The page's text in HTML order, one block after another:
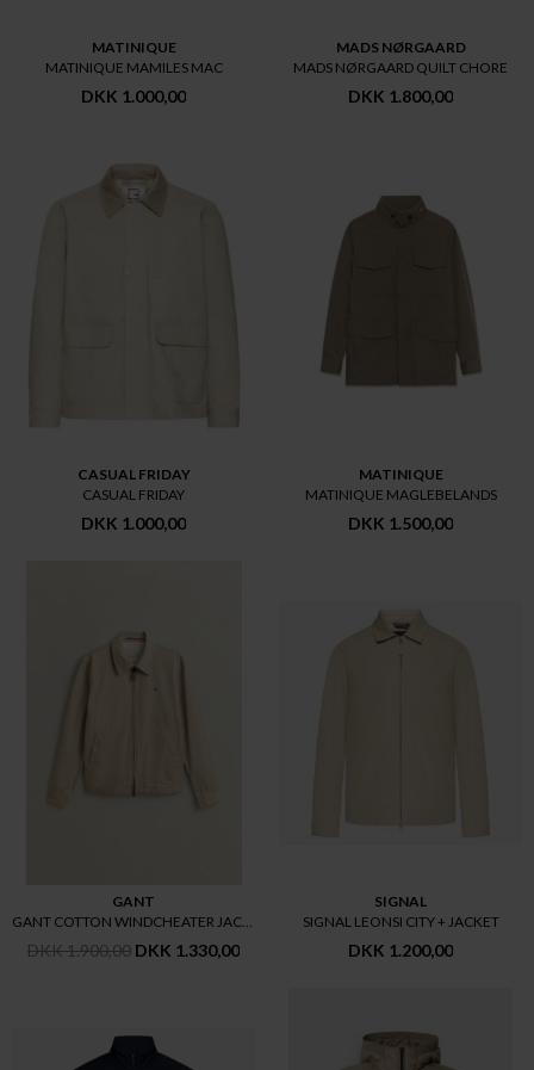
MATINIQUE
MATINIQUE MAMILES MAC
DKK 1.000,00
MADS NØRGAARD
MADS NØRGAARD QUILT CHORE
DKK 1.800,00
CASUAL FRIDAY
CASUAL FRIDAY
DKK 1.000,00
MATINIQUE
MATINIQUE MAGLEBELANDS
DKK 1.500,00
GANT
DKK 1.900,00 DKK 1.330,00
SIGNAL
SIGNAL LEONSI CITY + JACKET
DKK 1.200,00